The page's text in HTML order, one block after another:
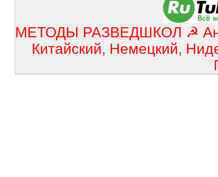
МЕТОДЫ РАЗВЕДШКОЛ ☭
Китайский, Немецкий,